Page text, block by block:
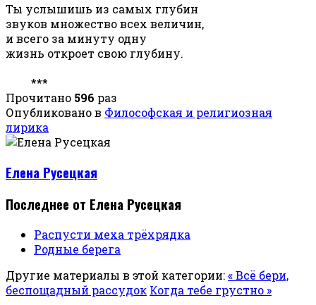
Ты услышишь из самых глубин
звуков множество всех величин,
и всего за минуту одну
жизнь откроет свою глубину.
***
Прочитано 596 раз
Опубликовано в Философская и религиозная
лирика
Елена Русецкая
Последнее от Елена Русецкая
Распусти меха трёхрядка
Родные берега
Другие материалы в этой категории:« Всё бери,
беспощадный рассудок Когда тебе грустно »